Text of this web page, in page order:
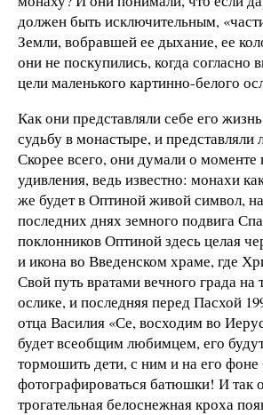
должен быть исключительным,
Земли, вобравшей ее дыхание, ее
они не поскупились, когда согласно
цели маленького картинно-белого
Как они представляли себе его
судьбу в монастыре, и представляли
Скорее всего, они думали о моменте
удивления, ведь известно: монахи
же будет в Оптиной живой символ,
последних днях земного подвига
поклонников Оптиной здесь целая
и икона во Введенском храме, где
Свой путь вратами вечного града на
ослике, и последняя перед Пасхой
отца Василия «Се, восходим во
будет всеобщим любимцем, его
тормошить дети, с ним и на его фоне
фотографироваться батюшки! И так
трогательная белоснежная кроха